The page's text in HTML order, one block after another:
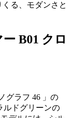
る、モダンさと
B01 クロ
グラフ 46 」の
ルドグリーンの